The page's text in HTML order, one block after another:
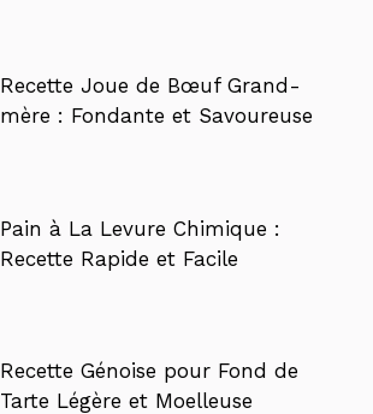
Recette Joue de Bœuf Grand-
mère : Fondante et Savoureuse
Pain à La Levure Chimique :
Recette Rapide et Facile
Recette Génoise pour Fond de
Tarte Légère et Moelleuse